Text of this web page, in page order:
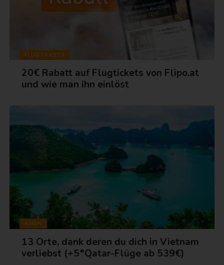
FLUGTICKETS
20€ Rabatt auf Flugtickets von Flipo.at
und wie man ihn einlöst
ASIEN
13 Orte, dank deren du dich in Vietnam
verliebst (+5*Qatar-Flüge ab 539€)